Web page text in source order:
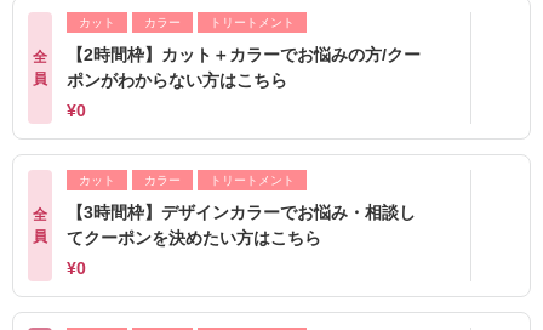
全
員
カット カラー トリートメント
【2時間枠】カット＋カラーでお悩みの方/クー
ポンがわからない方はこちら
¥0
全
員
カット カラー トリートメント
【3時間枠】デザインカラーでお悩み・相談し
てクーポンを決めたい方はこちら
¥0